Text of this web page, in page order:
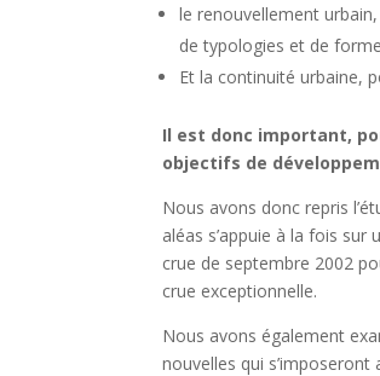
le renouvellement
de typologies et de
Et la continuité urbaine,
Il est donc important,
objectifs de
Nous avons donc repris
aléas s’appuie à la fois
crue de septembre 2002
crue exceptionnelle.
Nous avons également
nouvelles qui